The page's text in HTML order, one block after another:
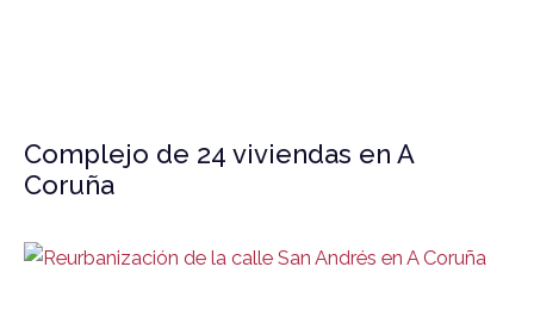
Complejo de 24 viviendas en A
Coruña